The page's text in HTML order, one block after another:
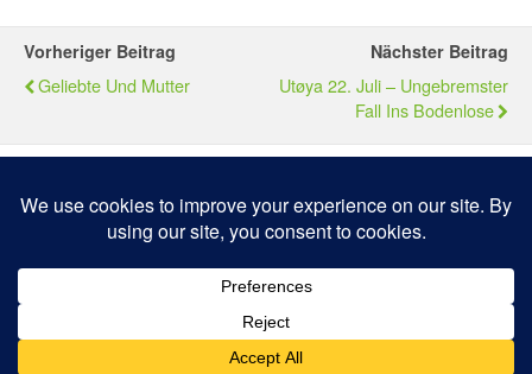
Vorheriger Beitrag
Geliebte Und Mutter
Nächster Beitrag
Utøya 22. Juli – Ungebremster
Fall Ins Bodenlose
Zum Seitenanfang
Mobil Desktop